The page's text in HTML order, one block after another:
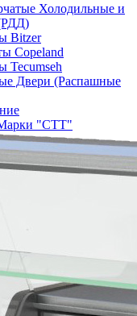
Холодильные и
Bitzer
Copeland
Tecumseh
Двери (Распашные
"СТТ"